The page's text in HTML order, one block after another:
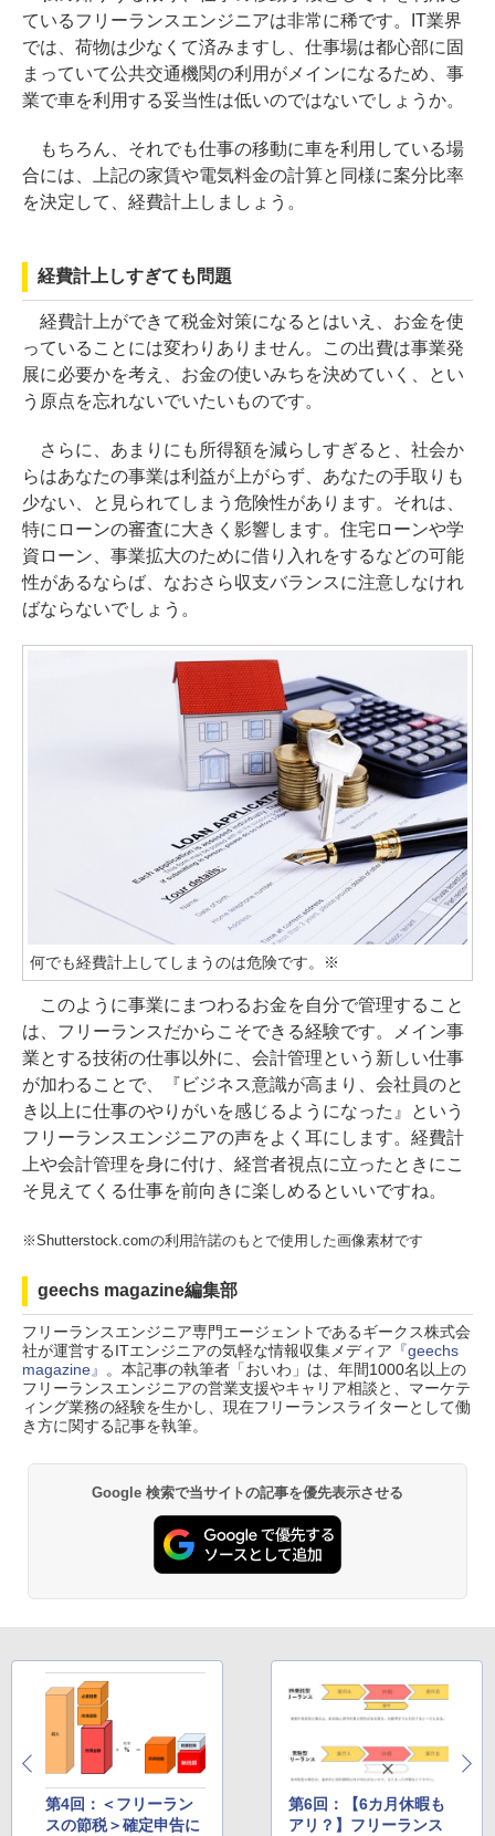
ているフリーランスエンジニアは非常に稀です。IT業界
では、荷物は少なくて済みますし、仕事場は都心部に固
まっていて公共交通機関の利用がメインになるため、事
業で車を利用する妥当性は低いのではないでしょうか。
もちろん、それでも仕事の移動に車を利用している場
合には、上記の家賃や電気料金の計算と同様に案分比率
を決定して、経費計上しましょう。
経費計上しすぎても問題
経費計上ができて税金対策になるとはいえ、お金を使
っていることには変わりありません。この出費は事業発
展に必要かを考え、お金の使いみちを決めていく、とい
う原点を忘れないでいたいものです。
さらに、あまりにも所得額を減らしすぎると、社会か
らはあなたの事業は利益が上がらず、あなたの手取りも
少ない、と見られてしまう危険性があります。それは、
特にローンの審査に大きく影響します。住宅ローンや学
資ローン、事業拡大のために借り入れをするなどの可能
性があるならば、なおさら収支バランスに注意しなけれ
ばならないでしょう。
何でも経費計上してしまうのは危険です。※
このように事業にまつわるお金を自分で管理すること
は、フリーランスだからこそできる経験です。メイン事
業とする技術の仕事以外に、会計管理という新しい仕事
が加わることで、『ビジネス意識が高まり、会社員のと
き以上に仕事のやりがいを感じるようになった』という
フリーランスエンジニアの声をよく耳にします。経費計
上や会計管理を身に付け、経営者視点に立ったときにこ
そ見えてくる仕事を前向きに楽しめるといいですね。
※Shutterstock.comの利用許諾のもとで使用した画像素材です
geechs magazine編集部
フリーランスエンジニア専門エージェントであるギークス株式会
社が運営するITエンジニアの気軽な情報収集メディア 『geechs
magazine』
。本記事の執筆者「おいわ」は、年間1000名以上の
フリーランスエンジニアの営業支援やキャリア相談と、マーケテ
ィング業務の経験を生かし、現在フリーランスライターとして働
き方に関する記事を執筆。
Google 検索で当サイトの記事を優先表示させる
第4回：＜フリーラン
スの節税＞確定申告に
第6回：【6カ月休暇も
アリ？】フリーランス